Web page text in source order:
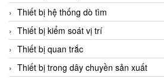
Thiết bị hệ thống dò tìm
Thiết bị kiểm soát vị trí
Thiết bị quan trắc
Thiết bị trong dây chuyền sản xuất